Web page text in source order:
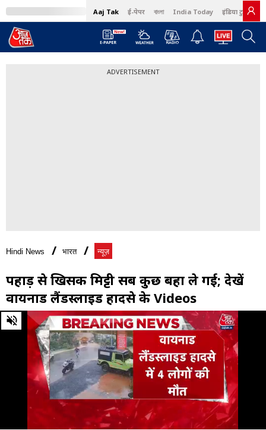
Aaj Tak ई-पेपर বাংলা India Today इंडिया टुडे हिंदी
ADVERTISEMENT
Hindi News भारत न्यूज़
पहाड़ से ख‍िसकी म‍िट्टी सब कुछ बहा ले गई; देखें
वायनाड लैंडस्लाइड हादसे के Videos
0
of